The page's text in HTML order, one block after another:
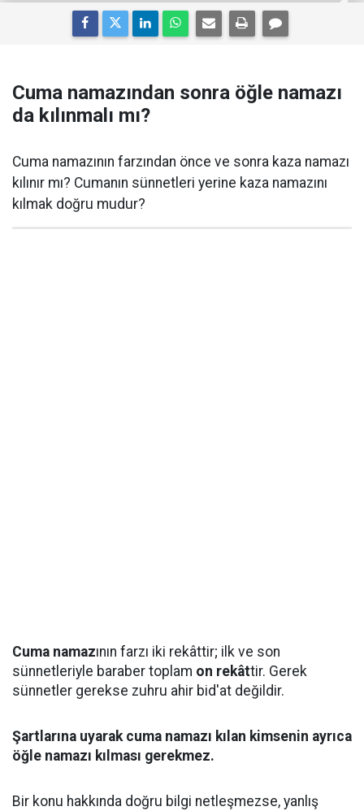
Cuma namazından sonra öğle namazı
da kılınmalı mı?
Cuma namazının farzından önce ve sonra kaza namazı
kılınır mı? Cumanın sünnetleri yerine kaza namazını
kılmak doğru mudur?
Cuma namazının farzı iki rekâttir; ilk ve son
sünnetleriyle baraber toplam on rekâttir. Gerek
sünnetler gerekse zuhru ahir bid'at değildir.
Şartlarına uyarak cuma namazı kılan kimsenin ayrıca
öğle namazı kılması gerekmez.
Bir konu hakkında doğru bilgi netleşmezse, yanlış